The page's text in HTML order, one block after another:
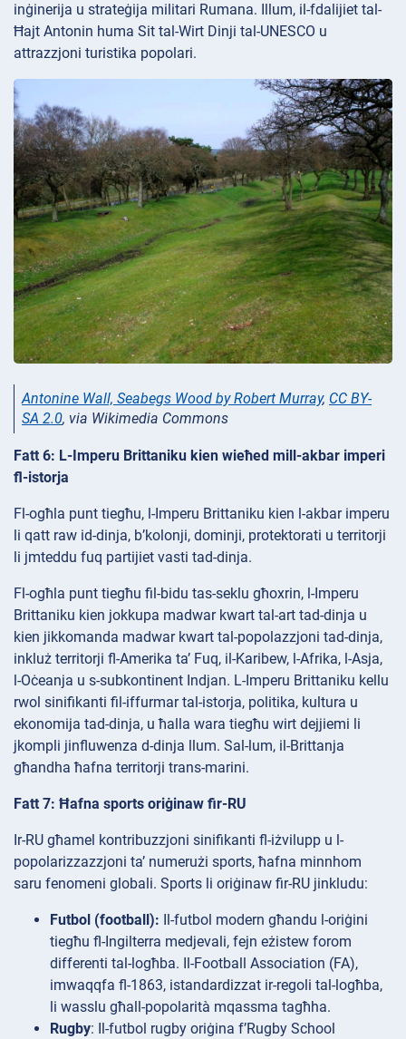
inġinerija u strateġija militari Rumana. Illum, il-fdalijiet tal-
Ħajt Antonin huma Sit tal-Wirt Dinji tal-UNESCO u
attrazzjoni turistika popolari.
Antonine Wall, Seabegs Wood by Robert Murray, CC BY-
SA 2.0, via Wikimedia Commons
Fatt 6: L-Imperu Brittaniku kien wieħed mill-akbar imperi
fl-istorja
Fl-ogħla punt tiegħu, l-Imperu Brittaniku kien l-akbar imperu
li qatt raw id-dinja, b’kolonji, dominji, protektorati u territorji
li jmteddu fuq partijiet vasti tad-dinja.
Fl-ogħla punt tiegħu fil-bidu tas-seklu għoxrin, l-Imperu
Brittaniku kien jokkupa madwar kwart tal-art tad-dinja u
kien jikkomanda madwar kwart tal-popolazzjoni tad-dinja,
inkluż territorji fl-Amerika ta’ Fuq, il-Karibew, l-Afrika, l-Asja,
l-Oċeanja u s-subkontinent Indjan. L-Imperu Brittaniku kellu
rwol sinifikanti fil-iffurmar tal-istorja, politika, kultura u
ekonomija tad-dinja, u ħalla wara tiegħu wirt dejjiemi li
jkompli jinfluwenza d-dinja llum. Sal-lum, il-Brittanja
għandha ħafna territorji trans-marini.
Fatt 7: Ħafna sports oriġinaw fir-RU
Ir-RU għamel kontribuzzjoni sinifikanti fl-iżvilupp u l-
popolarizzazzjoni ta’ numerużi sports, ħafna minnhom
saru fenomeni globali. Sports li oriġinaw fir-RU jinkludu:
Futbol (football): Il-futbol modern għandu l-oriġini
tiegħu fl-Ingilterra medjevali, fejn eżistew forom
differenti tal-logħba. Il-Football Association (FA),
imwaqqfa fl-1863, istandardizzat ir-regoli tal-logħba,
li wasslu għall-popolarità mqassma tagħha.
Rugby: Il-futbol rugby oriġina f’Rugby School